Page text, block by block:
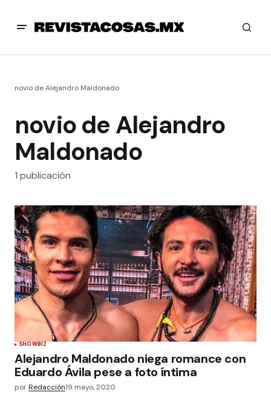
novio de Alejandro Maldonado
novio de Alejandro
Maldonado
1 publicación
SHOWBIZ
Alejandro Maldonado niega romance con
Eduardo Ávila pese a foto íntima
porRedacción19 mayo, 2020